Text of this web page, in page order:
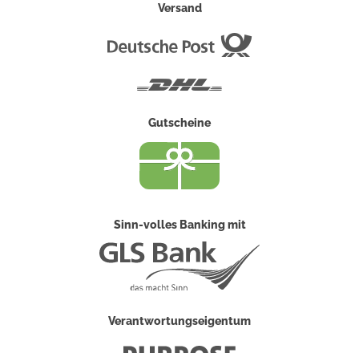
Versand
Gutscheine
Sinn-volles Banking mit
Verantwortungseigentum